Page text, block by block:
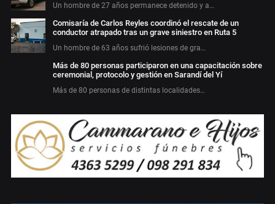
Un hombre de 27 años permanece detenido y a…
Comisaría de Carlos Reyles coordinó el rescate de un
conductor atrapado tras un grave siniestro en Ruta 5
Un hombre de 63 años sufrió lesiones de gra…
Más de 80 personas participaron en una capacitación sobre
ceremonial, protocolo y gestión en Sarandí del Yí
Más de 80 personas de distintas localidades…